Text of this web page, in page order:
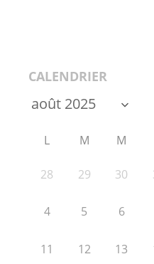
CALENDRIER
L M M
28 29 30
4 5 6
11 12 13